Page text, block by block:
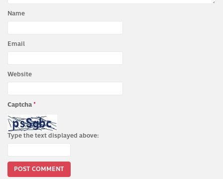
Name
Email
Website
Captcha*
Type the text displayed above: